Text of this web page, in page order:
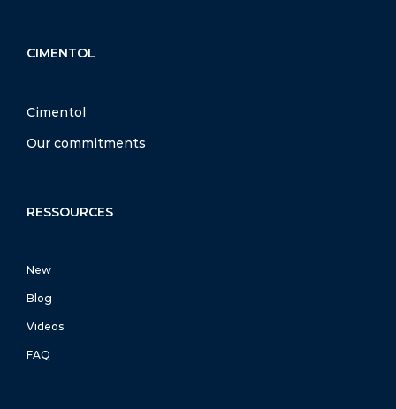
CIMENTOL
Cimentol
Our commitments
RESSOURCES
New
Blog
Videos
FAQ